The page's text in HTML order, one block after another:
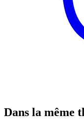
Dans la même